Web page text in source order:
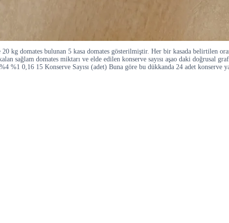
domates bulunan 5 kasa domates gösterilmiştir. Her bir kasada belirtilen
sağlam domates miktarı ve elde edilen konserve sayısı aşao daki
0,16 15 Konserve Sayısı (adet) Buna göre bu dükkanda 24 adet konserve